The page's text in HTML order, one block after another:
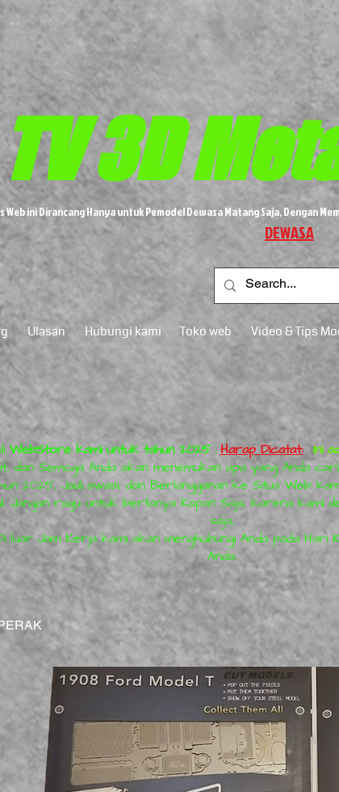
TV 3D
Web ini Dirancang Hanya untuk Pemodel Dewasa Matang Saja, Dengan
DEWASA
Ulasan Hubungi kami Toko web Video & Tips
WebStore kami untuk tahun 2025,Harap Dicatat: Ini
dan Semoga Anda akan menemukan apa yang Anda
2025, Jadi awasi, dan Berlangganan ke Situs Web
Jangan ragu untuk bertanya Kapan Saja, karena kami
saja,
luar Jam Kerja kami akan menghubungi Anda pada
Anda.